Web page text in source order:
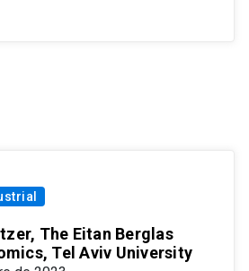
The Eitan Berglas
Tel Aviv University